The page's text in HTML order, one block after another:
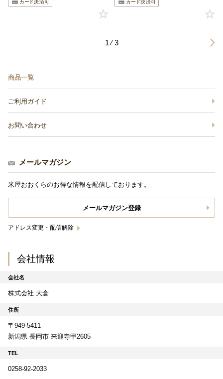
1 ⁄ 3
商品一覧
ご利用ガイド
お問い合わせ
メールマガジン
米屋おおくらのお得な情報を配信しております。
メールマガジン登録
アドレス変更・配信解除
会社情報
会社名
株式会社 大倉
住所
〒949-5411
新潟県 長岡市 来迎寺甲2605
TEL
0258-92-2033